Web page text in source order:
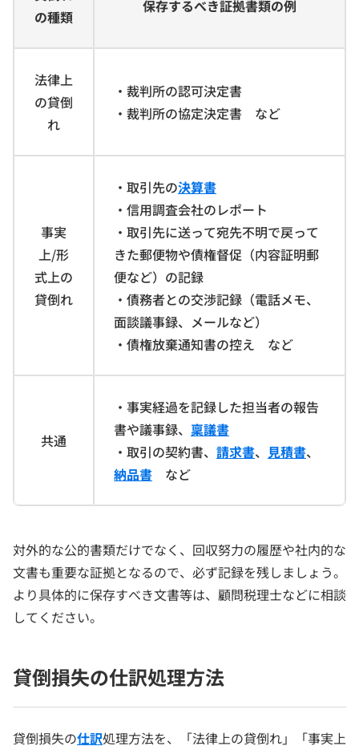
の種類
保存するべき証拠書類の例
法律上
の貸倒
れ
・裁判所の認可決定書
・裁判所の協定決定書 など
事実
上/形
式上の
貸倒れ
・取引先の決算書
・信用調査会社のレポート
・取引先に送って宛先不明で戻って
きた郵便物や債権督促（内容証明郵
便など）の記録
・債務者との交渉記録（電話メモ、
面談議事録、メールなど）
・債権放棄通知書の控え など
共通
・事実経過を記録した担当者の報告
書や議事録、 稟議書
・取引の契約書、 請求書、 見積書、
納品書 など
対外的な公的書類だけでなく、回収努力の履歴や社内的な
文書も重要な証拠となるので、必ず記録を残しましょう。
より具体的に保存すべき文書等は、顧問税理士などに相談
してください。
貸倒損失の仕訳処理方法
貸倒損失の仕訳処理方法を、「法律上の貸倒れ」「事実上